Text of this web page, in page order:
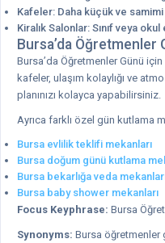
Kafeler: Daha küçük ve
Kiralık Salonlar: Sınıf veya
Bursa’da Öğretmenler
Bursa’da Öğretmenler Günü
kafeler, ulaşım kolaylığı ve
planınızı kolayca yapabilirsiniz.
Ayrıca farklı özel gün kutlama
Bursa evlilik teklifi mekanları
Bursa doğum günü kutlama
Bursa bekarlığa veda
Bursa baby shower mekanları
Focus Keyphrase: Bursa
Synonyms: Bursa öğretmenler